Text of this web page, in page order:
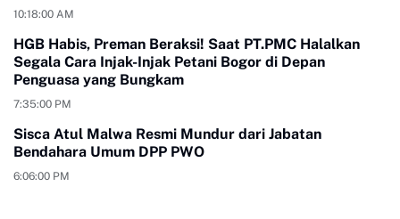
10:18:00 AM
HGB Habis, Preman Beraksi! Saat PT.PMC Halalkan
Segala Cara Injak-Injak Petani Bogor di Depan
Penguasa yang Bungkam
7:35:00 PM
Sisca Atul Malwa Resmi Mundur dari Jabatan
Bendahara Umum DPP PWO
6:06:00 PM